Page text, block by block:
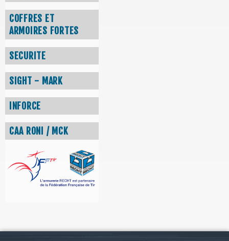
COFFRES ET
ARMOIRES FORTES
SECURITE
SIGHT - MARK
INFORCE
CAA RONI / MCK